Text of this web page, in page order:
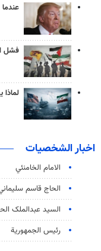
فشل
اخبار الشخصيات
الامام الخامنئي
الحاج قاسم
السید عبدالملک
رئيس الجمهورية